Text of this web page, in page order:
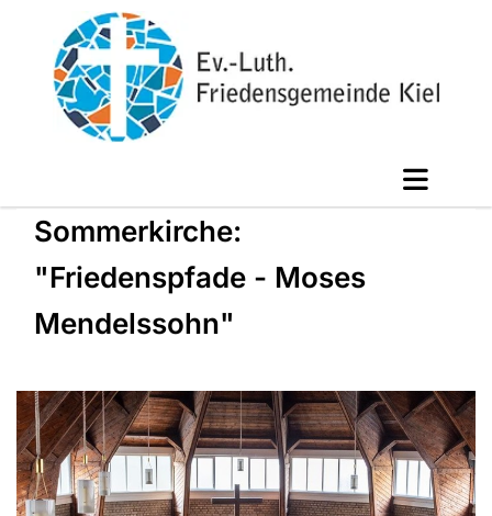
Sommerkirche:
"Friedenspfade - Moses
Mendelssohn"